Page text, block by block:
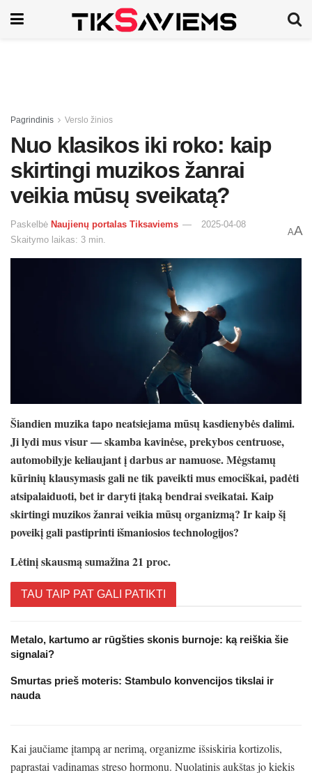
Pagrindinis Verslo žinios
Nuo klasikos iki roko: kaip
skirtingi muzikos žanrai
veikia mūsų sveikatą?
Paskelbė Naujienų portalas Tiksaviems
2025-04-08
Skaitymo laikas: 3 min.
AA
Šiandien muzika tapo neatsiejama mūsų kasdienybės dalimi.
Ji lydi mus visur — skamba kavinėse, prekybos centruose,
automobilyje keliaujant į darbus ar namuose. Mėgstamų
kūrinių klausymasis gali ne tik paveikti mus emociškai, padėti
atsipalaiduoti, bet ir daryti įtaką bendrai sveikatai. Kaip
skirtingi muzikos žanrai veikia mūsų organizmą? Ir kaip šį
poveikį gali pastiprinti išmaniosios technologijos?
Lėtinį skausmą sumažina21 proc.
TAU TAIP PAT GALI PATIKTI
Metalo, kartumo ar rūgšties skonis burnoje: ką reiškia šie
signalai?
Smurtas prieš moteris: Stambulo konvencijos tikslai ir
nauda
Kai jaučiame įtampą ar nerimą, organizme išsiskiria kortizolis,
paprastai vadinamas streso hormonu. Nuolatinis aukštas jo kiekis